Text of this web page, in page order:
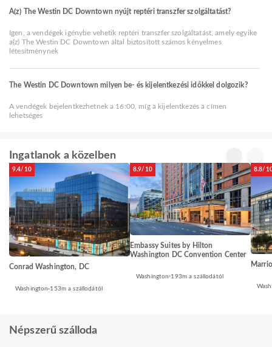
A(z) The Westin DC Downtown nyújt reptéri transzfer szolgáltatást?
Igen, a vendégek igénybe vehetik reptéri transzfer szolgáltatást, amely egyike
a(z) The Westin DC Downtown által biztosított számos kényelmes
létesítménynek
The Westin DC Downtown milyen be- és kijelentkezési időkkel dolgozik?
A vendégek bejelentkezhetnek a 16:00, míg a kijelentkezés a címen
lehetséges
Ingatlanok a közelben
9.4/10
Conrad Washington, DC
Washington 153m a szállodától
8.9/10
Embassy Suites by Hilton
Washington DC Convention Center
Washington 193m a szállodától
8.8/
Népszerű szálloda